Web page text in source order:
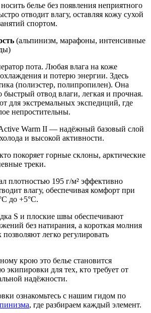
белье без появления неприятного
отводит влагу, оставляя кожу сухой
спортом.
(альпинизм, марафоны, интенсивные
пота. Любая влага на коже
и потерю энергии. Здесь
(полиэстер, полипропилен). Она
быстрый отвод влаги, легкая и прочная.
для экстремальных экспедиций, где
непростительны.
Warm II — надёжный базовый слой
и высокой активности.
покоряет горные склоны, арктические
треки.
плотностью 195 г/м² эффективно
влагу, обеспечивая комфорт при
до +5°C.
S и плоские швы обеспечивают
без натирания, а короткая молния
легко регулировать
крою это белье становится
экипировки для тех, кто требует от
надёжности.
ознакомьтесь с нашим гидом по
, где разбираем каждый элемент.